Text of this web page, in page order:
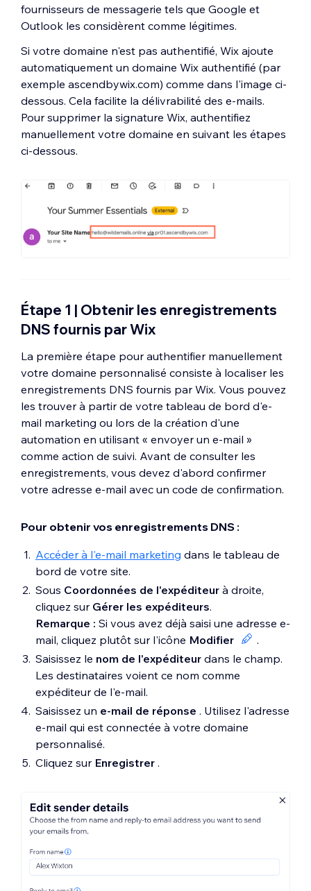
fournisseurs de messagerie tels que Google et
Outlook les considèrent comme légitimes.
Si votre domaine n'est pas authentifié, Wix ajoute
automatiquement un domaine Wix authentifié (par
exemple ascendbywix.com) comme dans l'image ci-
dessous. Cela facilite la délivrabilité des e-mails.
Pour supprimer la signature Wix, authentifiez
manuellement votre domaine en suivant les étapes
ci-dessous.
Étape 1 | Obtenir les enregistrements
DNS fournis par Wix
La première étape pour authentifier manuellement
votre domaine personnalisé consiste à localiser les
enregistrements DNS fournis par Wix. Vous pouvez
les trouver à partir de votre tableau de bord d'e-
mail marketing ou lors de la création d'une
automation en utilisant « envoyer un e-mail »
comme action de suivi. Avant de consulter les
enregistrements, vous devez d'abord confirmer
votre adresse e-mail avec un code de confirmation.
Pour obtenir vos enregistrements DNS :
Accéder à l'e-mail marketing dans le tableau de
bord de votre site.
Sous Coordonnées de l'expéditeur à droite,
cliquez sur Gérer les expéditeurs.
Remarque : Si vous avez déjà saisi une adresse e-
mail, cliquez plutôt sur l'icône Modifier
.
Saisissez le nom de l'expéditeur dans le champ.
Les destinataires voient ce nom comme
expéditeur de l'e-mail.
Saisissez un e-mail de réponse . Utilisez l'adresse
e-mail qui est connectée à votre domaine
personnalisé.
Cliquez sur Enregistrer .